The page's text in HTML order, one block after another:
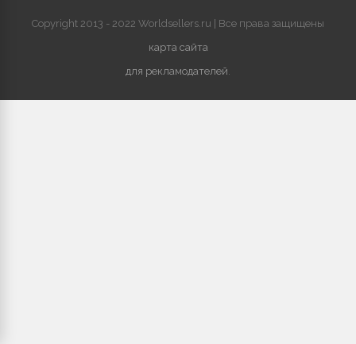
Copyright 2013 - 2022 Worldsellers.ru | Все права защищены
карта сайта
для рекламодателей